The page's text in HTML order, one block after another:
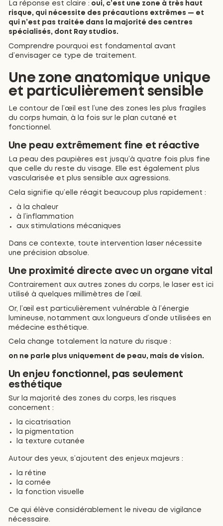
La réponse est claire : oui, c’est une zone à très haut
risque, qui nécessite des précautions extrêmes — et
qui n’est pas traitée dans la majorité des centres
spécialisés, dont Ray studios.
Comprendre pourquoi est fondamental avant
d’envisager ce type de traitement.
Une zone anatomique unique
et particulièrement sensible
Le contour de l’œil est l’une des zones les plus fragiles
du corps humain, à la fois sur le plan cutané et
fonctionnel.
Une peau extrêmement fine et réactive
La peau des paupières est jusqu’à quatre fois plus fine
que celle du reste du visage. Elle est également plus
vascularisée et plus sensible aux agressions.
Cela signifie qu’elle réagit beaucoup plus rapidement :
à la chaleur
à l’inflammation
aux stimulations mécaniques
Dans ce contexte, toute intervention laser nécessite
une précision absolue.
Une proximité directe avec un organe vital
Contrairement aux autres zones du corps, le laser est ici
utilisé à quelques millimètres de l’œil.
Or, l’œil est particulièrement vulnérable à l’énergie
lumineuse, notamment aux longueurs d’onde utilisées en
médecine esthétique.
Cela change totalement la nature du risque :
on ne parle plus uniquement de peau, mais de vision.
Un enjeu fonctionnel, pas seulement
esthétique
Sur la majorité des zones du corps, les risques
concernent :
la cicatrisation
la pigmentation
la texture cutanée
Autour des yeux, s’ajoutent des enjeux majeurs :
la rétine
la cornée
la fonction visuelle
Ce qui élève considérablement le niveau de vigilance
nécessaire.